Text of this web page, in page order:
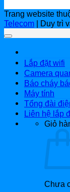
Trang website
Telecom | Duy trì
Lắp đặt wifi
Camera
Báo cháy
Máy tính
Tổng đài
Liên hệ lắp
Giỏ
Chưa